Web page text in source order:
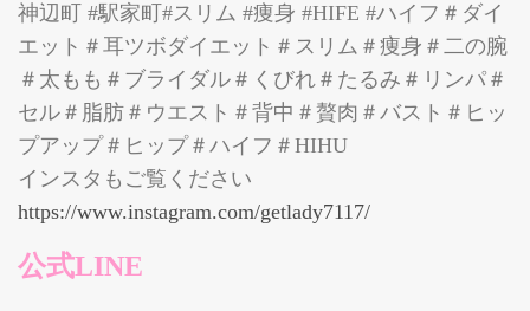
神辺町 #駅家町#スリム #痩身 #HIFE #ハイフ＃ダイ
エット＃耳ツボダイエット＃スリム＃痩身＃二の腕
＃太もも＃ブライダル＃くびれ＃たるみ＃リンパ＃
セル＃脂肪＃ウエスト＃背中＃贅肉＃バスト＃ヒッ
プアップ＃ヒップ＃ハイフ＃HIHU
インスタもご覧ください
https://www.instagram.com/getlady7117/
公式LINE